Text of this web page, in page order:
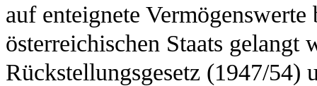
auf enteignete
österreichischen Staats gelangt
Rückstellungsgesetz (1947/54)